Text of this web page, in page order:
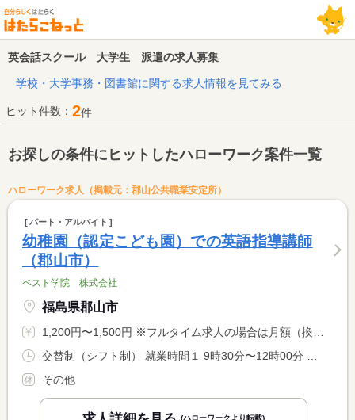
英会話スクール 大学生 派遣の求人募集
学校・大学事務・図書館に関する求人情報を見てみる
ヒット件数： 2件
お探しの条件にヒットしたハローワーク案件一覧
ハローワーク求人（掲載元：郡山公共職業安定所）
パート・アルバイト
幼稚園（認定こども園）での英語指導講師
（郡山市）
ベスト学院 株式会社
福島県郡山市
1,200円〜1,500円 ※フルタイム求人の場合は月額（換算額）、パート求人の場合は時間額を表示しています。
その他
(ハローワークより転載)